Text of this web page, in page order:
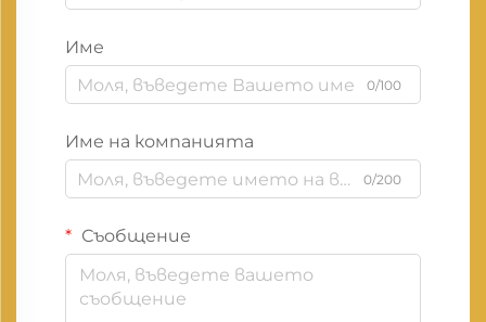
Име
0/100
Име на компанията
0/200
Съобщение